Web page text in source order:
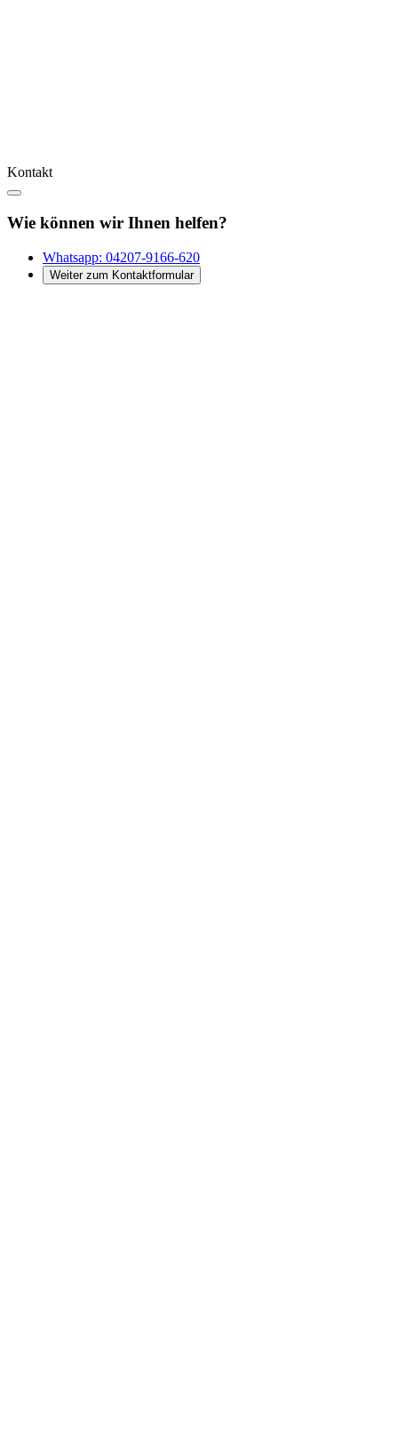
Kontakt
Wie können wir Ihnen helfen?
Whatsapp: 04207-9166-620